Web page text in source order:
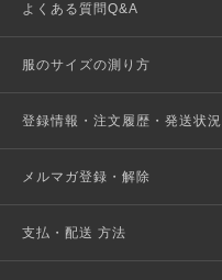
よくある質問Q&A
服のサイズの測り方
登録情報・注文履歴・発送状況
メルマガ登録・解除
支払・配送 方法